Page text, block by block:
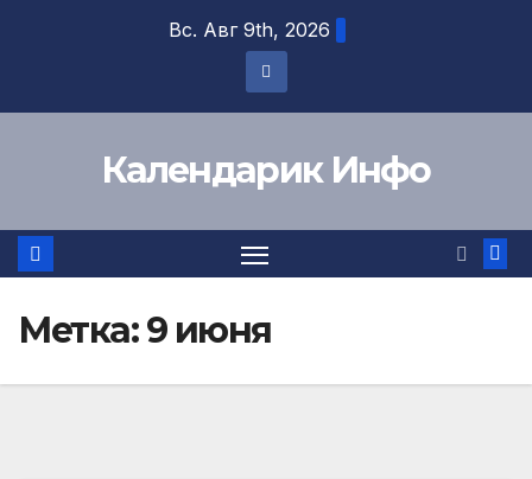
Вс. Авг 9th, 2026
Календарик Инфо
Метка:9 июня